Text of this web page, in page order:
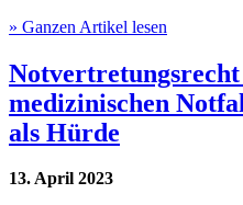
» Ganzen Artikel lesen
medizinischen
als Hürde
13. April 2023